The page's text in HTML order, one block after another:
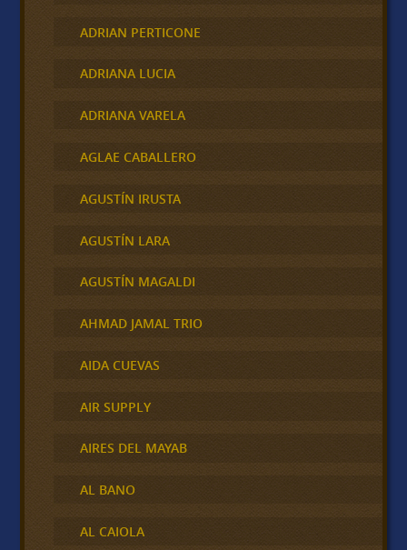
ADRIAN PERTICONE
ADRIANA LUCIA
ADRIANA VARELA
AGLAE CABALLERO
AGUSTÍN IRUSTA
AGUSTÍN LARA
AGUSTÍN MAGALDI
AHMAD JAMAL TRIO
AIDA CUEVAS
AIR SUPPLY
AIRES DEL MAYAB
AL BANO
AL CAIOLA